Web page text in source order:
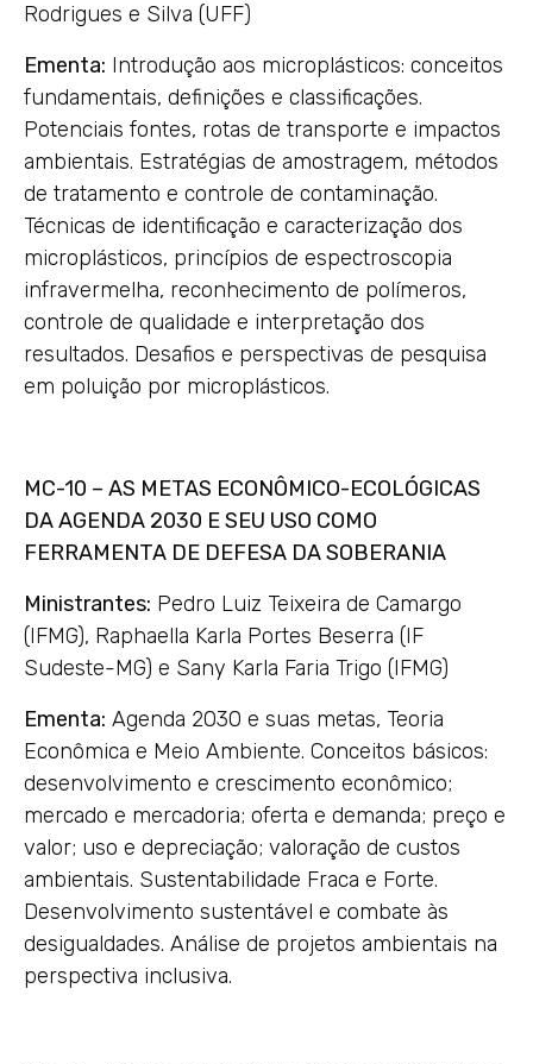
Rodrigues e Silva (UFF)
Ementa: Introdução aos microplásticos: conceitos
fundamentais, definições e classificações.
Potenciais fontes, rotas de transporte e impactos
ambientais. Estratégias de amostragem, métodos
de tratamento e controle de contaminação.
Técnicas de identificação e caracterização dos
microplásticos, princípios de espectroscopia
infravermelha, reconhecimento de polímeros,
controle de qualidade e interpretação dos
resultados. Desafios e perspectivas de pesquisa
em poluição por microplásticos.
MC-10 – AS METAS ECONÔMICO-ECOLÓGICAS
DA AGENDA 2030 E SEU USO COMO
FERRAMENTA DE DEFESA DA SOBERANIA
Ministrantes: Pedro Luiz Teixeira de Camargo
(IFMG), Raphaella Karla Portes Beserra (IF
Sudeste-MG) e Sany Karla Faria Trigo (IFMG)
Ementa: Agenda 2030 e suas metas, Teoria
Econômica e Meio Ambiente. Conceitos básicos:
desenvolvimento e crescimento econômico;
mercado e mercadoria; oferta e demanda; preço e
valor; uso e depreciação; valoração de custos
ambientais. Sustentabilidade Fraca e Forte.
Desenvolvimento sustentável e combate às
desigualdades. Análise de projetos ambientais na
perspectiva inclusiva.